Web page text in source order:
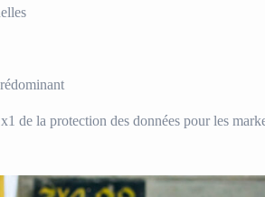
de la protection des données pour les